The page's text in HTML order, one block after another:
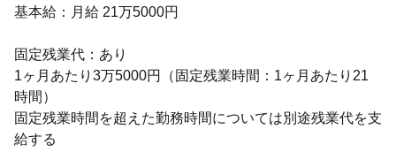
基本給：月給 21万5000円
固定残業代：あり
1ヶ月あたり3万5000円（固定残業時間：1ヶ月あたり21
時間）
固定残業時間を超えた勤務時間については別途残業代を支
給する